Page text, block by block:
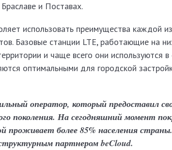
и Поставах.
использовать преимущества каждой
Базовые станции LTE, работающие на
и чаще всего они используются в
оптимальными для городской
оператор, который предоставил
поколения. На сегодняшний момент
проживает более 85% населения
партнером beCloud.